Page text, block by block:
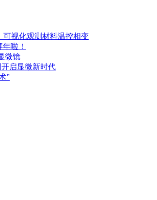
可视化观测材料温控相变
啦！
微镜
启显微新时代
”